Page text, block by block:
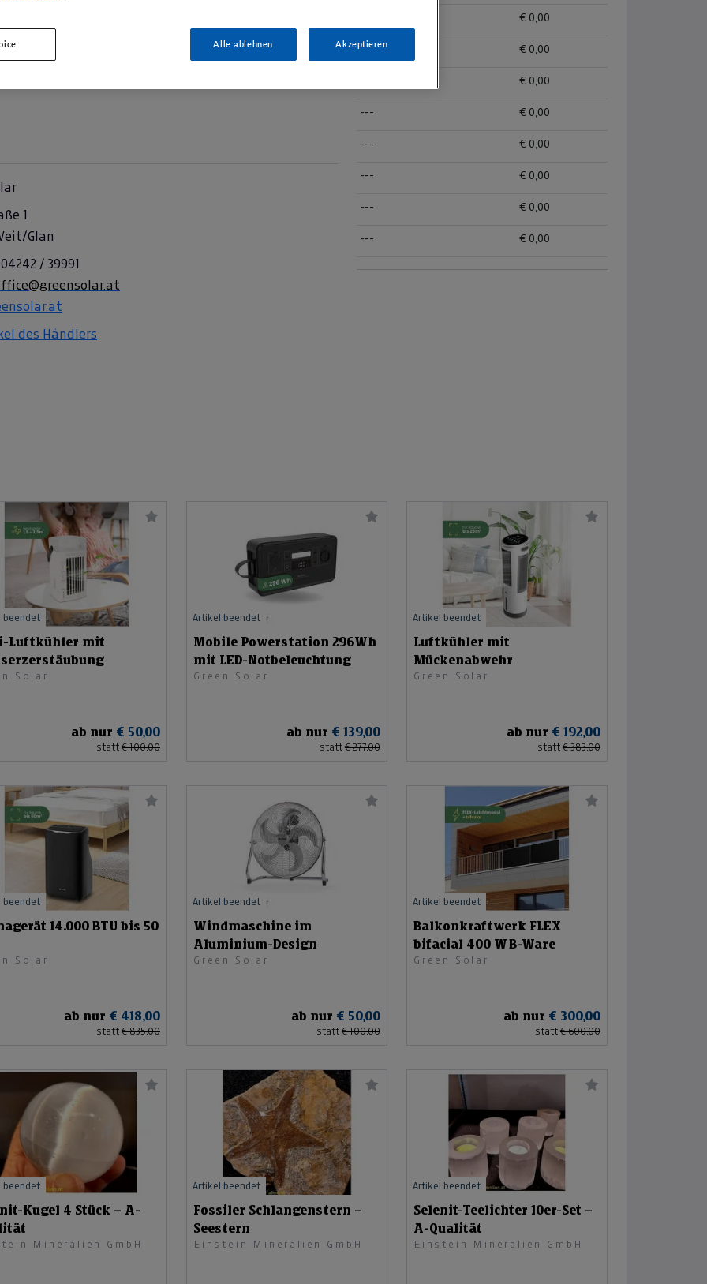
(660 mm und 950 mm) und verwendet einen
1
Glan
/ 39991
des Händlers
€ 0,00
--- € 0,00
€ 0,00
--- € 0,00
--- € 0,00
--- € 0,00
--- € 0,00
--- € 0,00
Luftkühler mit
Solar
ab nur € 50,00
statt € 100,00
beendet
Mobile Powerstation 296Wh
mit LED-Notbeleuchtung
Green Solar
ab nur € 139,00
statt € 277,00
Artikel beendet
Luftkühler mit
Mückenabwehr
Green Solar
ab nur € 192,00
statt € 383,00
Artikel beendet
14.000 BTU bis 50
Solar
ab nur € 418,00
statt € 835,00
beendet
Windmaschine im
Aluminium-Design
Green Solar
ab nur € 50,00
statt € 100,00
Artikel beendet
Balkonkraftwerk FLEX
bifacial 400 W B-Ware
Green Solar
ab nur € 300,00
statt € 600,00
Artikel beendet
Kugel 4 Stück – A-
Mineralien GmbH
beendet
Fossiler Schlangenstern –
Seestern
Einstein Mineralien GmbH
Artikel beendet
Selenit-Teelichter 10er-Set –
A-Qualität
Einstein Mineralien GmbH
Artikel beendet
Alle ablehnen Akzeptieren